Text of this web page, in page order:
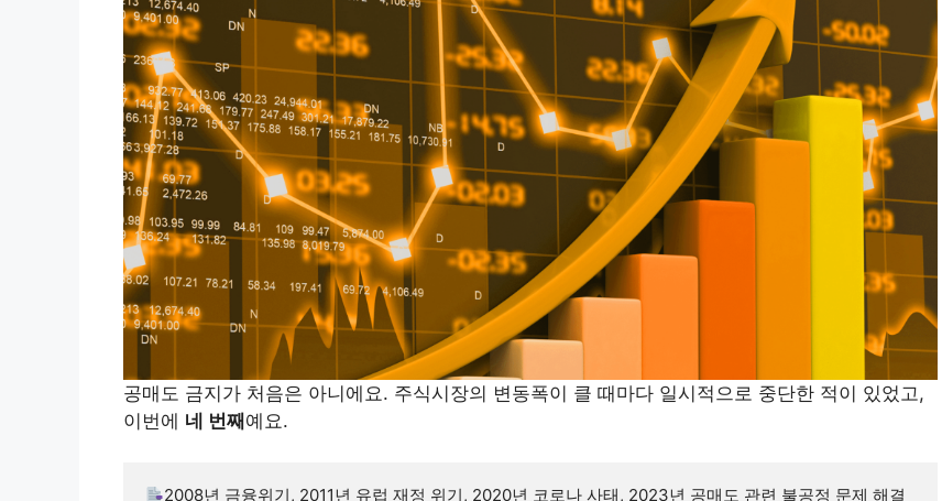
공매도 금지가 처음은 아니에요. 주식시장의 변동폭이 클 때마다 일시적으로 중단한 적이 있었고,
이번에 네 번째예요.
2008년 금융위기, 2011년 유럽 재정 위기, 2020년 코로나 사태, 2023년 공매도 관련 불공정 문제 해결